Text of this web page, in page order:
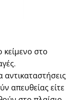
κείμενο στο
αντικαταστήσεις
απευθείας είτε